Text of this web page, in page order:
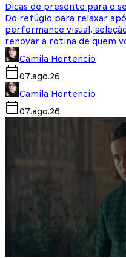
Dicas de presente para o
Do refúgio para relaxar
performance visual,
renovar a rotina de quem
Camila Hortencio
07.ago.26
Camila Hortencio
07.ago.26